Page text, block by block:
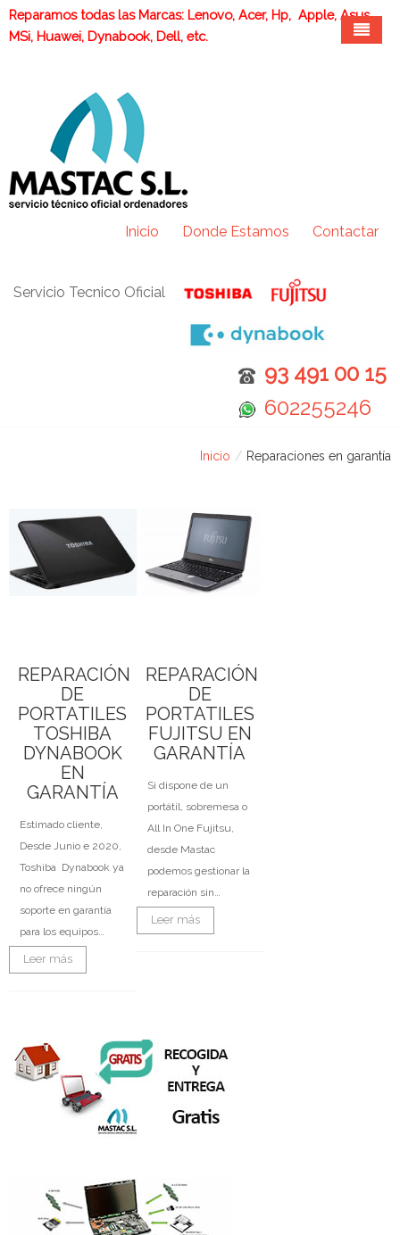
Reparamos todas las Marcas: Lenovo, Acer, Hp, Apple, Asus,
MSi, Huawei, Dynabook, Dell, etc.
Inicio Donde Estamos Contactar
Servicio Tecnico Oficial
93 491 00 15
602255246
Inicio / Reparaciones en garantía
REPARACIÓN
DE
PORTATILES
TOSHIBA
DYNABOOK
EN
GARANTÍA
Estimado cliente,
Desde Junio e 2020,
Toshiba Dynabook ya
no ofrece ningún
soporte en garantía
para los equipos…
Leer más
REPARACIÓN
DE
PORTATILES
FUJITSU EN
GARANTÍA
Si dispone de un
portátil, sobremesa o
All In One Fujitsu,
desde Mastac
podemos gestionar la
reparación sin…
Leer más
Reparaciones en garantía
Reparación de portátiles TOSHIBA DYNABOOK en
garantía
Reparación de portátiles FUJITSU en garantía
Reparaciones fuera de garantía
Servicios
Portátiles de Sustitución
Cambio de disco duro
RECOGEMOS SU PORTÁTIL GRATIS